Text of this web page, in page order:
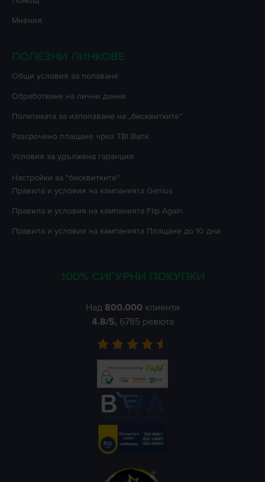
Мнения
ПОЛЕЗНИ ЛИНКОВЕ
Oбщи условия за ползване
Oбработване на лични данни
Политиката за използване на „бисквитките”
Разсрочено плащане чрез TBI Bank
Условия за удължена гаранция
Настройки за "бисквитките"
Правила и условия на кампанията Genius
Правила и условия на кампанията Flip Again
Правила и условия на кампанията Плащане до 10 дни
100% СИГУРНИ ПОКУПКИ
Над 800.000 клиенти
4.8/5, 6785 ревюта